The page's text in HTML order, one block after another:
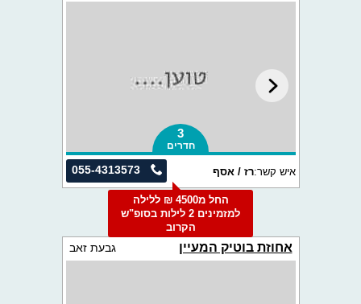
3
חדרים
055-4313573 איש קשר:רז / אסף
החל מ4500 ₪ ללילה
למזמינים 2 לילות בסופ"ש
הקרוב
אחוזת בוטיק המעיין גבעת זאב